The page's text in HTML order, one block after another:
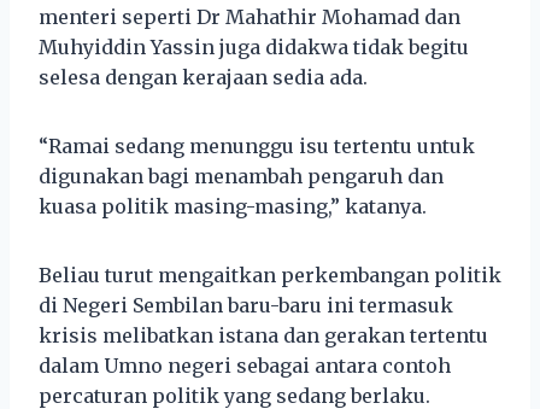
menteri seperti Dr Mahathir Mohamad dan
Muhyiddin Yassin juga didakwa tidak begitu
selesa dengan kerajaan sedia ada.
“Ramai sedang menunggu isu tertentu untuk
digunakan bagi menambah pengaruh dan
kuasa politik masing-masing,” katanya.
Beliau turut mengaitkan perkembangan politik
di Negeri Sembilan baru-baru ini termasuk
krisis melibatkan istana dan gerakan tertentu
dalam Umno negeri sebagai antara contoh
percaturan politik yang sedang berlaku.